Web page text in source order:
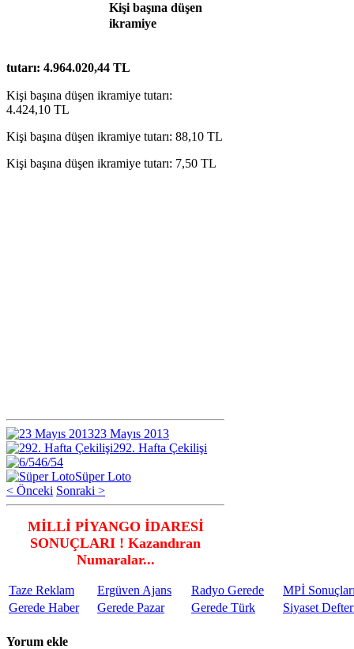
Kişi başına düşen
ikramiye
tutarı: 4.964.020,44 TL
Kişi başına düşen ikramiye tutarı:
4.424,10 TL
Kişi başına düşen ikramiye tutarı: 88,10 TL
Kişi başına düşen ikramiye tutarı: 7,50 TL
23 Mayıs 2013
292. Hafta Çekilişi
6/54
Süper Loto
< Önceki Sonraki >
MİLLİ PİYANGO İDARESİ
SONUÇLARI ! Kazandıran
Numaralar...
Taze Reklam Ergüven Ajans Radyo Gerede
MPİ
Gerede Haber
Gerede Pazar Gerede Türk Siyaset
Yorum ekle